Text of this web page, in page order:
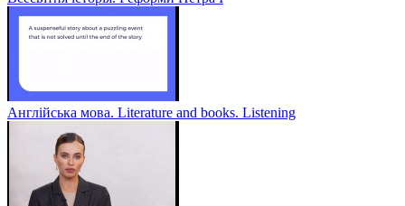
Англійська мова. Literature and books. Listening